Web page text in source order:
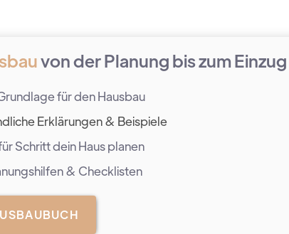
von der Planung bis zum Einzug
für den Hausbau
Erklärungen & Beispiele
Schritt dein Haus planen
& Checklisten